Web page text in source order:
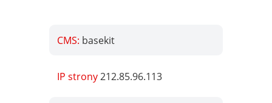
CMS: basekit
IP strony212.85.96.113